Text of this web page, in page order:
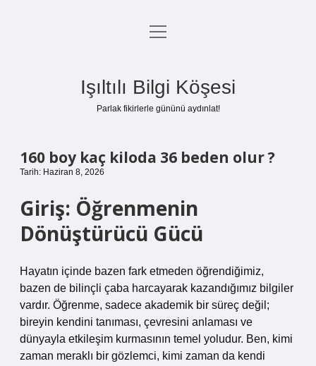
Anasayfa
Yasal Uyarı
menüyü
Işıltılı Bilgi Köşesi
Parlak fikirlerle gününü aydınlat!
160 boy kaç kiloda 36 beden olur ?
Tarih: Haziran 8, 2026
Giriş: Öğrenmenin
Dönüştürücü Gücü
Hayatın içinde bazen fark etmeden öğrendiğimiz,
bazen de bilinçli çaba harcayarak kazandığımız bilgiler
vardır. Öğrenme, sadece akademik bir süreç değil;
bireyin kendini tanıması, çevresini anlaması ve
dünyayla etkileşim kurmasının temel yoludur. Ben, kimi
zaman meraklı bir gözlemci, kimi zaman da kendi